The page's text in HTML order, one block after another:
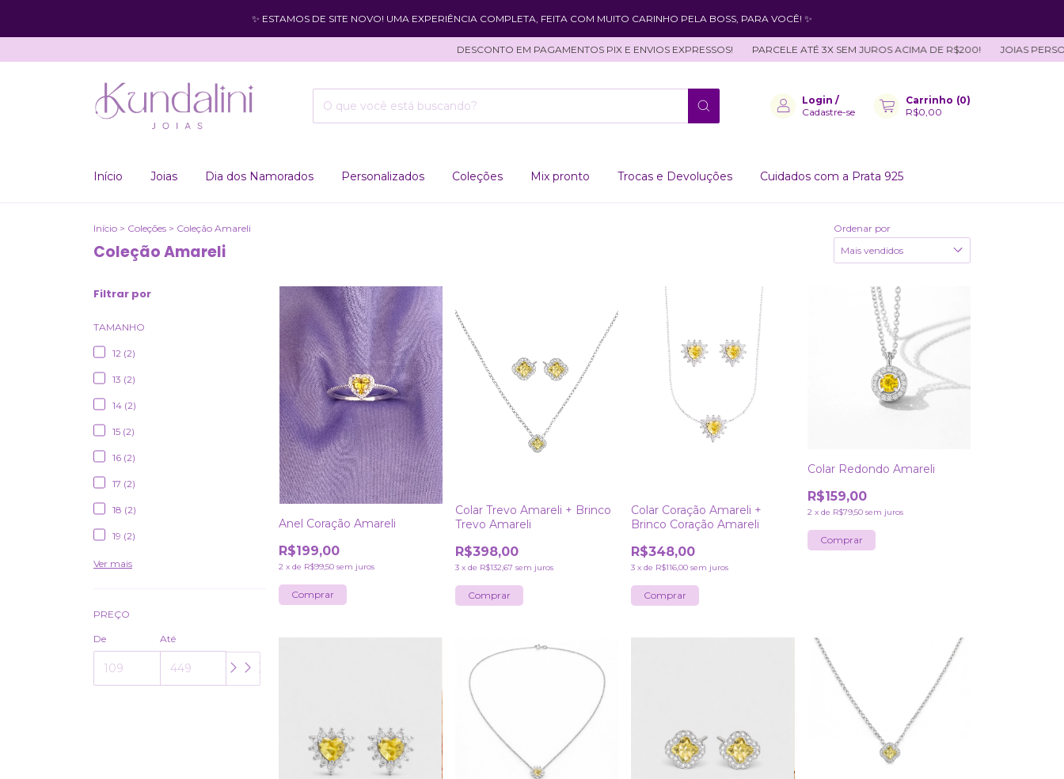
✨ ESTAMOS DE SITE NOVO! UMA EXPERIÊNCIA COMPLETA, FEITA COM MUITO CARINHO PELA BOSS, PARA VOCÊ! ✨
DESCONTO EM PAGAMENTOS PIX E ENVIOS EXPRESSOS! PARCELE ATÉ 3X SEM JUROS ACIMA DE R$200! JOIAS
Login /
Cadastre-se
Carrinho (0)
R$0,00
Início Joias Dia dos Namorados Personalizados Coleções Mix pronto Trocas e Devoluções Cuidados com a Prata 925
Início > Coleções > Coleção Amareli
Coleção Amareli
Ordenar por
Filtrar por
TAMANHO
12 (2)
13 (2)
14 (2)
15 (2)
16 (2)
17 (2)
18 (2)
19 (2)
Ver mais
PREÇO
De Até
Anel Coração Amareli
R$199,00
2 xde R$99,50 sem juros
Comprar
Colar Trevo Amareli + Brinco
Trevo Amareli
R$398,00
3 x de R$132,67 sem juros
Colar Coração Amareli +
Brinco Coração Amareli
R$348,00
3 xde R$116,00 sem juros
Colar Redondo Amareli
R$159,00
2 x de R$79,50 sem juros